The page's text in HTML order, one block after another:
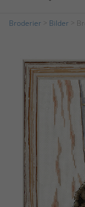
Broderier Bilder >